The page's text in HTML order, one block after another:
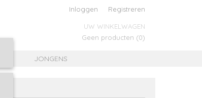
Inloggen Registreren
UW WINKELWAGEN
Geen producten (0)
JONGENS